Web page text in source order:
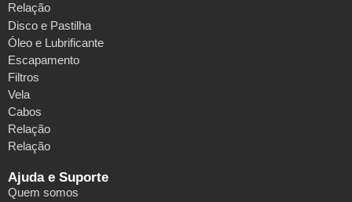
Relação
Disco e Pastilha
Óleo e Lubrificante
Escapamento
Filtros
Vela
Cabos
Relação
Relação
Ajuda e Suporte
Quem somos